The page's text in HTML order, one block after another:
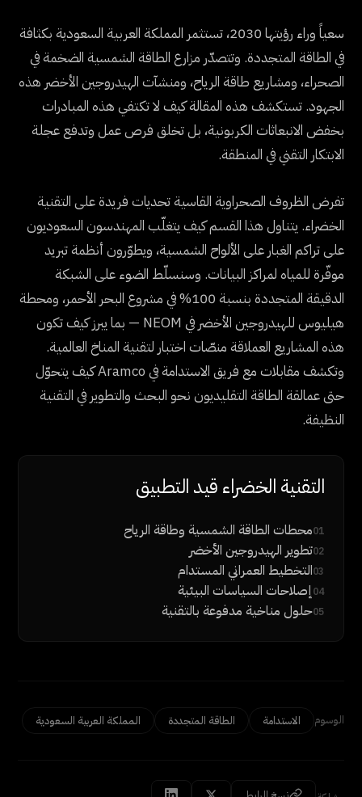
سعياً وراء رؤيتها 2030، تستثمر المملكة العربية السعودية بكثافة
في الطاقة المتجددة. وتتصدّر مزارع الطاقة الشمسية الضخمة في
الصحراء، ومشاريع طاقة الرياح، ومنشآت الهيدروجين الأخضر هذه
الجهود. تستكشف هذه المقالة كيف لا تكتفي هذه المبادرات
بخفض الانبعاثات الكربونية، بل تخلق فرص عمل وتدفع عجلة
الابتكار التقني في المنطقة.
تفرض الظروف الصحراوية القاسية تحديات فريدة على التقنية
الخضراء. يتناول هذا القسم كيف يتغلّب المهندسون السعوديون
على تراكم الغبار على الألواح الشمسية، ويطوّرون أنظمة تبريد
موفّرة للمياه لمراكز البيانات. وسنسلّط الضوء على الشبكة
الدقيقة المتجددة بنسبة 100% في مشروع البحر الأحمر، ومحطة
هيليوس للهيدروجين الأخضر في NEOM — بما يبرز كيف تكون
هذه المشاريع العملاقة منصّات اختبار لتقنية المناخ العالمية.
وتكشف مقابلات مع فريق الاستدامة في Aramco كيف يتحوّل
حتى عمالقة الطاقة التقليديون نحو البحث والتطوير في التقنية
النظيفة.
التقنية الخضراء قيد التطبيق
01محطات الطاقة الشمسية وطاقة الرياح
02تطوير الهيدروجين الأخضر
03التخطيط العمراني المستدام
04إصلاحات السياسات البيئية
05حلول مناخية مدفوعة بالتقنية
الوسوم الاستدامة الطاقة المتجددة المملكة العربية السعودية